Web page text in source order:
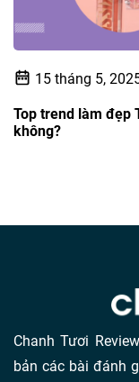
15 tháng 5,
Top trend làm đẹp
không?
Chanh Tươi
bản các bài đánh